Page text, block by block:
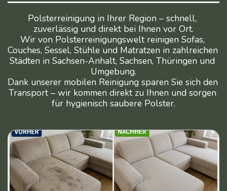
Polsterreinigung in Ihrer Region – schnell,
zuverlässig und direkt bei Ihnen vor Ort.
Wir von Polsterreinigungswelt reinigen Sofas,
Couches, Sessel, Stühle und Matratzen in zahlreichen
Städten in Sachsen-Anhalt, Sachsen, Thüringen und
Umgebung.
Dank unserer mobilen Reinigung sparen Sie sich den
Transport – wir kommen direkt zu Ihnen und sorgen
für hygienisch saubere Polster.